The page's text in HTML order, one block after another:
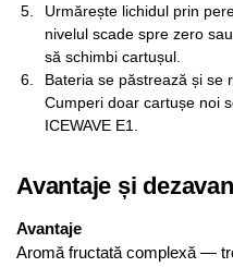
Urmărește lichidul prin
nivelul scade spre zero
să schimbi cartușul.
Bateria se păstrează și se
Cumperi doar cartușe noi
ICEWAVE E1.
Avantaje și
Avantaje
Aromă fructată complexă —